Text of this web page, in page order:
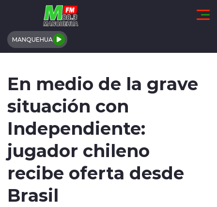
Click acá para ir directamente al contenido
MANQUEHUA
ACTUALIDAD
TENDENCIAS
DEPORTES
En medio de la grave
situación con
Independiente:
jugador chileno
recibe oferta desde
Brasil